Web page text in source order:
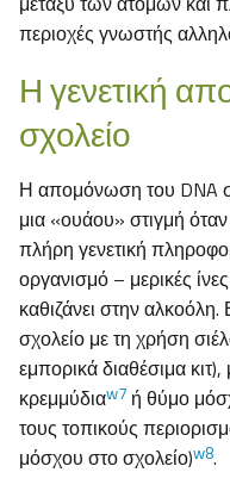
περιοχές γνωστής
Η γενετική
σχολείο
Η απομόνωση του DNA
μια «ουάου» στιγμή
πλήρη γενετική
οργανισμό – μερικές
καθιζάνει στην αλκοόλη.
σχολείο με τη χρήση
εμπορικά διαθέσιμα κιτ),
κρεμμύδιαw7 ή θύμο
τους τοπικούς
μόσχου στο σχολείο)w8.